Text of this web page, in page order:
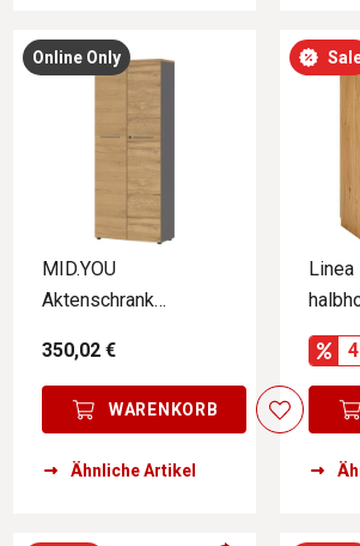
Online Only
MID.YOU
Aktenschrank
350,02 €
WARENKORB
Ähnliche Artikel
Linea